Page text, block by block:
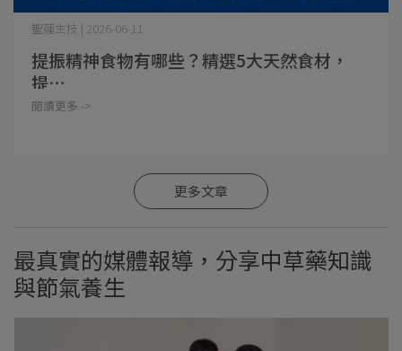
聖蓮生技 | 2026-06-11
提振精神食物有哪些？精選5大天然食材，
提⋯
閱讀更多 ->
更多文章
最真實的媒體報導，分享中草藥知識
與節氣養生